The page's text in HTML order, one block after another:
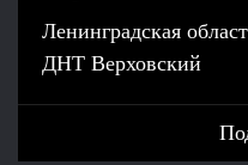
Ленинградская
ДНТ Верховский